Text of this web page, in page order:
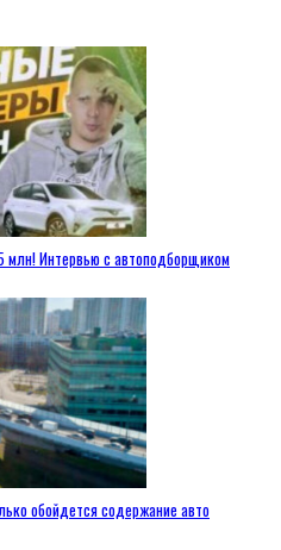
Интервью с автоподборщиком
обойдется содержание авто